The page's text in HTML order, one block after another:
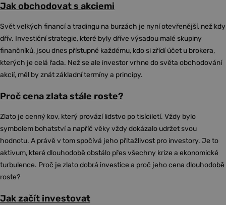
Jak obchodovat s akciemi
Svět velkých financí a tradingu na burzách je nyní otevřenější, než kdy
dřív. Investiční strategie, které byly dříve výsadou malé skupiny
finančníků, jsou dnes přístupné každému, kdo si zřídí účet u brokera,
kterých je celá řada. Než se ale investor vrhne do světa obchodování
akcií, měl by znát základní termíny a principy.
Proč cena zlata stále roste?
Zlato je cenný kov, který provází lidstvo po tisíciletí. Vždy bylo
symbolem bohatství a napříč věky vždy dokázalo udržet svou
hodnotu. A právě v tom spočívá jeho přitažlivost pro investory. Je to
aktivum, které dlouhodobě obstálo přes všechny krize a ekonomické
turbulence. Proč je zlato dobrá investice a proč jeho cena dlouhodobě
roste?
Jak začít investovat